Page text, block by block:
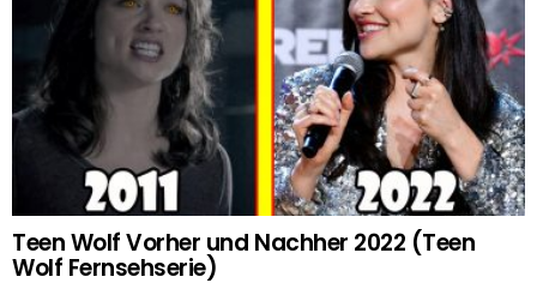
Teen Wolf Vorher und Nachher 2022 (Teen
Wolf Fernsehserie)